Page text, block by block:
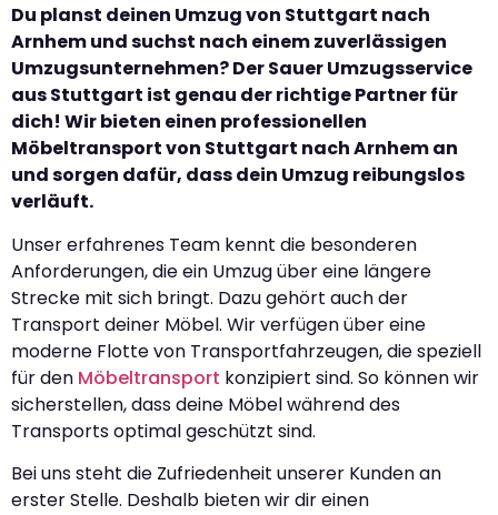
Du planst deinen Umzug von Stuttgart nach
Arnhem und suchst nach einem zuverlässigen
Umzugsunternehmen? Der Sauer Umzugsservice
aus Stuttgart ist genau der richtige Partner für
dich! Wir bieten einen professionellen
Möbeltransport von Stuttgart nach Arnhem an
und sorgen dafür, dass dein Umzug reibungslos
verläuft.
Unser erfahrenes Team kennt die besonderen
Anforderungen, die ein Umzug über eine längere
Strecke mit sich bringt. Dazu gehört auch der
Transport deiner Möbel. Wir verfügen über eine
moderne Flotte von Transportfahrzeugen, die speziell
für den Möbeltransport konzipiert sind. So können wir
sicherstellen, dass deine Möbel während des
Transports optimal geschützt sind.
Bei uns steht die Zufriedenheit unserer Kunden an
erster Stelle. Deshalb bieten wir dir einen